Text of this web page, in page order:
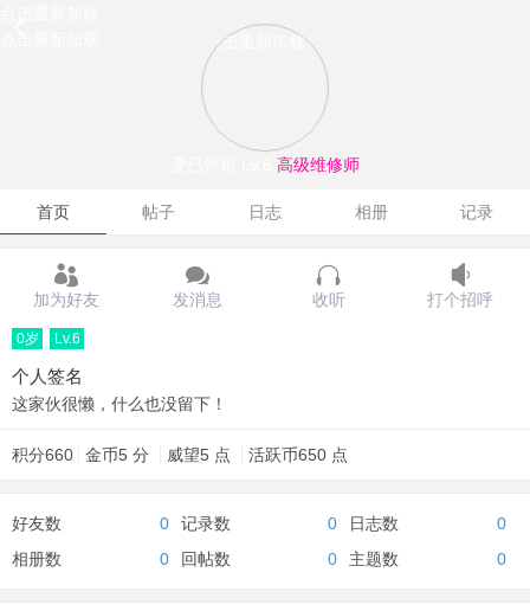
点击重新加载
高级维修师
首页 帖子 日志 相册 记录
加为好友 发消息 收听 打个招呼
0岁 Lv.6
个人签名
这家伙很懒，什么也没留下！
积分660 金币5 分 威望5 点 活跃币650 点
好友数 0 记录数 0 日志数
0
相册数
0 回帖数 0 主题数 0